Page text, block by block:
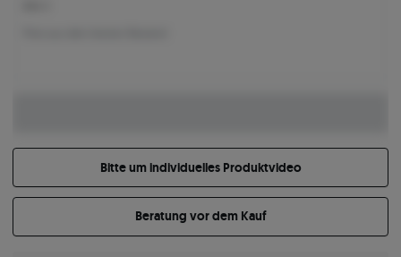
Bitte um individuelles Produktvideo
Beratung vor dem Kauf